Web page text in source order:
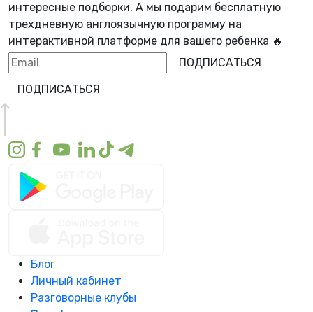
интересные подборки. А мы подарим бесплатную
трехдневную англоязычную программу на
интерактивной платформе для вашего ребенка 🔥
ПОДПИСАТЬСЯ
ПОДПИСАТЬСЯ
Блог
Личный кабинет
Разговорные клубы